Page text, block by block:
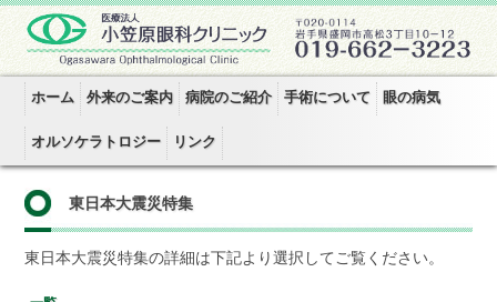
ホーム 外来のご案内 病院のご紹介 手術について 眼の病気
オルソケラトロジー リンク
東日本大震災特集
東日本大震災特集の詳細は下記より選択してご覧ください。